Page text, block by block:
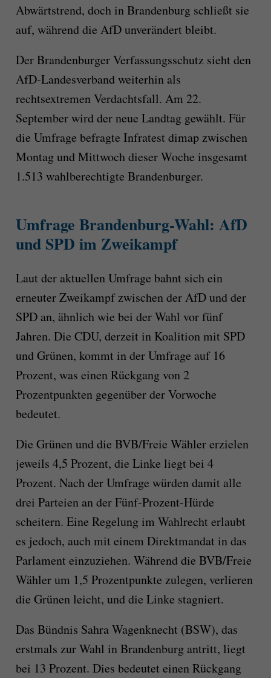
Abwärtstrend, doch in Brandenburg schließt sie
auf, während die AfD unverändert bleibt.
Der Brandenburger Verfassungsschutz sieht den
AfD-Landesverband weiterhin als
rechtsextremen Verdachtsfall. Am 22.
September wird der neue Landtag gewählt. Für
die Umfrage befragte Infratest dimap zwischen
Montag und Mittwoch dieser Woche insgesamt
1.513 wahlberechtigte Brandenburger.
Umfrage Brandenburg-Wahl: AfD
und SPD im Zweikampf
Laut der aktuellen Umfrage bahnt sich ein
erneuter Zweikampf zwischen der AfD und der
SPD an, ähnlich wie bei der Wahl vor fünf
Jahren. Die CDU, derzeit in Koalition mit SPD
und Grünen, kommt in der Umfrage auf 16
Prozent, was einen Rückgang von 2
Prozentpunkten gegenüber der Vorwoche
bedeutet.
Die Grünen und die BVB/Freie Wähler erzielen
jeweils 4,5 Prozent, die Linke liegt bei 4
Prozent. Nach der Umfrage würden damit alle
drei Parteien an der Fünf-Prozent-Hürde
scheitern. Eine Regelung im Wahlrecht erlaubt
es jedoch, auch mit einem Direktmandat in das
Parlament einzuziehen. Während die BVB/Freie
Wähler um 1,5 Prozentpunkte zulegen, verlieren
die Grünen leicht, und die Linke stagniert.
Das Bündnis Sahra Wagenknecht (BSW), das
erstmals zur Wahl in Brandenburg antritt, liegt
bei 13 Prozent. Dies bedeutet einen Rückgang